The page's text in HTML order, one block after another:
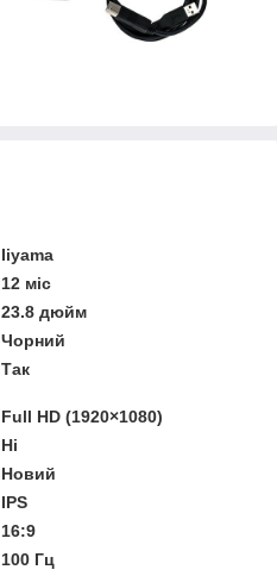
Iiyama
12 міс
23.8 дюйм
Чорний
Так
Full HD (1920×1080)
Ні
Новий
IPS
16:9
100 Гц